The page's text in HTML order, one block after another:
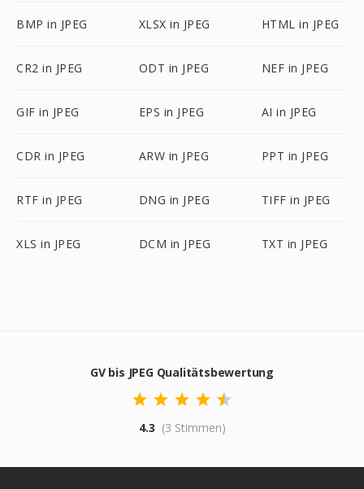
BMP in JPEG XLSX in JPEG HTML in JPEG
CR2 in JPEG ODT in JPEG NEF in JPEG
GIF in JPEG EPS in JPEG AI in JPEG
CDR in JPEG ARW in JPEG PPT in JPEG
RTF in JPEG DNG in JPEG TIFF in JPEG
XLS in JPEG DCM in JPEG TXT in JPEG
GV bis JPEG Qualitätsbewertung
4.3 (3 Stimmen)